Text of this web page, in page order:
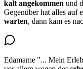
kalt angekommen und
Gegenüber hat alles auf
warten, dann kam es
Edamame "... Mein